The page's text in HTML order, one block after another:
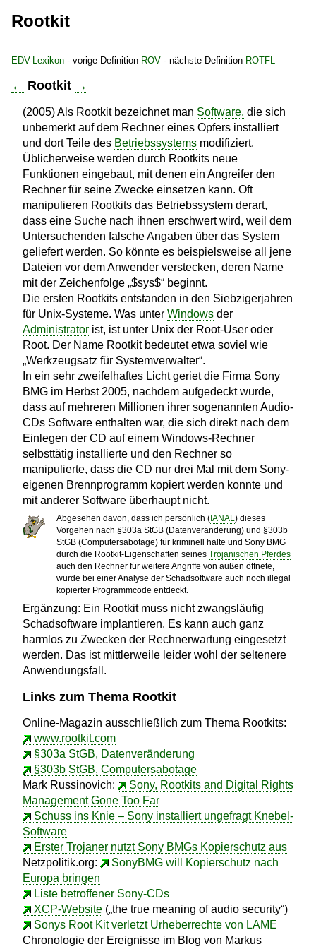
Rootkit
EDV-Lexikon - vorige Definition ROV - nächste Definition ROTFL
← Rootkit →
(2005) Als Rootkit bezeichnet man Software, die sich
unbemerkt auf dem Rechner eines Opfers installiert
und dort Teile des Betriebssystems modifiziert.
Üblicherweise werden durch Rootkits neue
Funktionen eingebaut, mit denen ein Angreifer den
Rechner für seine Zwecke einsetzen kann. Oft
manipulieren Rootkits das Betriebssystem derart,
dass eine Suche nach ihnen erschwert wird, weil dem
Untersuchenden falsche Angaben über das System
geliefert werden. So könnte es beispielsweise all jene
Dateien vor dem Anwender verstecken, deren Name
mit der Zeichenfolge „$sys$“ beginnt.
Die ersten Rootkits entstanden in den Siebzigerjahren
für Unix-Systeme. Was unter Windows der
Administrator ist, ist unter Unix der Root-User oder
Root. Der Name Rootkit bedeutet etwa soviel wie
„Werkzeugsatz für Systemverwalter“.
In ein sehr zweifelhaftes Licht geriet die Firma Sony
BMG im Herbst 2005, nachdem aufgedeckt wurde,
dass auf mehreren Millionen ihrer sogenannten Audio-
CDs Software enthalten war, die sich direkt nach dem
Einlegen der CD auf einem Windows-Rechner
selbsttätig installierte und den Rechner so
manipulierte, dass die CD nur drei Mal mit dem Sony-
eigenen Brennprogramm kopiert werden konnte und
mit anderer Software überhaupt nicht.
Abgesehen davon, dass ich persönlich ( IANAL) dieses
Vorgehen nach §303a StGB (Datenveränderung) und §303b
StGB (Computersabotage) für kriminell halte und Sony BMG
durch die Rootkit-Eigenschaften seines Trojanischen Pferdes
auch den Rechner für weitere Angriffe von außen öffnete,
wurde bei einer Analyse der Schadsoftware auch noch illegal
kopierter Programmcode entdeckt.
Ergänzung: Ein Rootkit muss nicht zwangsläufig
Schadsoftware implantieren. Es kann auch ganz
harmlos zu Zwecken der Rechnerwartung eingesetzt
werden. Das ist mittlerweile leider wohl der seltenere
Anwendungsfall.
Links zum Thema Rootkit
Online-Magazin ausschließlich zum Thema Rootkits:
www.rootkit.com
§303a StGB, Datenveränderung
§303b StGB, Computersabotage
Mark Russinovich:
Sony, Rootkits and Digital Rights
Management Gone Too Far
Schuss ins Knie – Sony installiert ungefragt Knebel-
Software
Erster Trojaner nutzt Sony BMGs Kopierschutz aus
Netzpolitik.org:
SonyBMG will Kopierschutz nach
Europa bringen
Liste betroffener Sony-CDs
XCP-Website („the true meaning of audio security“)
Sonys Root Kit verletzt Urheberrechte von LAME
Chronologie der Ereignisse im Blog von Markus